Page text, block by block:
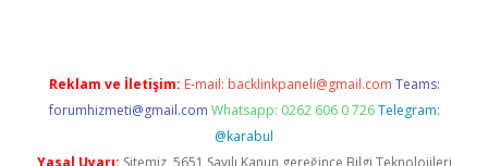
Reklam ve İletişim: E-mail: backlinkpaneli@gmail.com Teams:
forumhizmeti@gmail.com Whatsapp: 0262 606 0 726 Telegram:
@karabul
Yasal Uyarı: Sitemiz, 5651 Sayılı Kanun gereğince Bilgi Teknolojileri